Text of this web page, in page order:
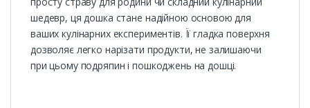
шедевр, ця дошка стане надійною основою для
ваших кулінарних експериментів. Її гладка поверхня
дозволяє легко нарізати продукти, не залишаючи
при цьому подряпин і пошкоджень на дошці.